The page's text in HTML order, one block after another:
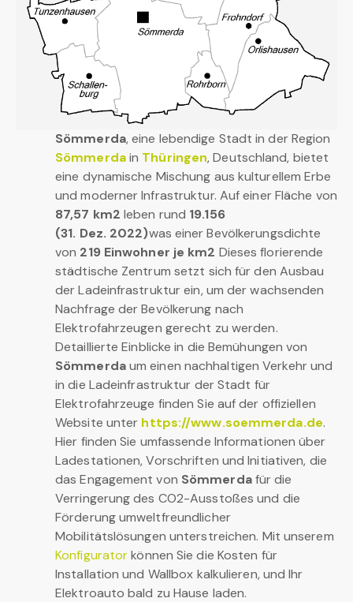
Sömmerda, eine lebendige Stadt in der Region
Sömmerdain Thüringen, Deutschland, bietet
eine dynamische Mischung aus kulturellem Erbe
und moderner Infrastruktur. Auf einer Fläche von
87,57 km2 leben rund 19.156
(31. Dez. 2022)was einer Bevölkerungsdichte
von 219 Einwohner je km2 Dieses florierende
städtische Zentrum setzt sich für den Ausbau
der Ladeinfrastruktur ein, um der wachsenden
Nachfrage der Bevölkerung nach
Elektrofahrzeugen gerecht zu werden.
Detaillierte Einblicke in die Bemühungen von
Sömmerdaum einen nachhaltigen Verkehr und
in die Ladeinfrastruktur der Stadt für
Elektrofahrzeuge finden Sie auf der offiziellen
Website unter https://www.soemmerda.de.
Hier finden Sie umfassende Informationen über
Ladestationen, Vorschriften und Initiativen, die
das Engagement von Sömmerdafür die
Verringerung des CO2-Ausstoßes und die
Förderung umweltfreundlicher
Mobilitätslösungen unterstreichen. Mit unserem
Konfiguratorkönnen Sie die Kosten für
Installation und Wallbox kalkulieren, und Ihr
Elektroauto bald zu Hause laden.